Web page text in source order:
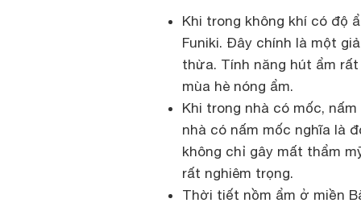
Khi trong không khí có độ
Funiki. Đây chính là một
thừa. Tính năng hút ẩm
mùa hè nóng ẩm.
Khi trong nhà có mốc,
nhà có nấm mốc nghĩa là
không chỉ gây mất thẩm
rất nghiêm trọng.
Thời tiết nồm ẩm ở miền